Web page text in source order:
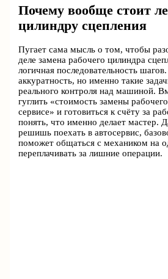
Почему вообще стоит
цилиндру сцепления
Пугает сама мысль о том, чтобы
деле замена рабочего цилиндра
логичная последовательность
аккуратность, но именно такие
реального контроля над машиной.
гуглить «стоимость замены
сервисе» и готовиться к счёту за
понять, что именно делает мастер.
решишь поехать в автосервис,
поможет общаться с механиком на
переплачивать за лишние операции.